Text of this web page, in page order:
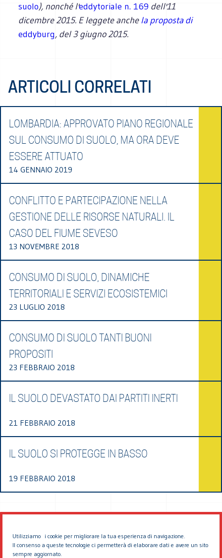
Utilizziamo i cookie per migliorare la tua esperienza di navigazione.
Il consenso a queste tecnologie ci permetterà di elaborare dati e avere un sito
sempre aggiornato.
suolo), nonché l'eddytoriale n. 169 dell'11
dicembre 2015. E leggete anchela proposta di
eddyburg, del 3 giugno 2015.
ARTICOLI CORRELATI
LOMBARDIA: APPROVATO PIANO REGIONALE
SUL CONSUMO DI SUOLO, MA ORA DEVE
ESSERE ATTUATO
14 GENNAIO 2019
CONFLITTO E PARTECIPAZIONE NELLA
GESTIONE DELLE RISORSE NATURALI. IL
CASO DEL FIUME SEVESO
13 NOVEMBRE 2018
CONSUMO DI SUOLO, DINAMICHE
TERRITORIALI E SERVIZI ECOSISTEMICI
23 LUGLIO 2018
CONSUMO DI SUOLO TANTI BUONI
PROPOSITI
23 FEBBRAIO 2018
IL SUOLO DEVASTATO DAI PARTITI INERTI
21 FEBBRAIO 2018
IL SUOLO SI PROTEGGE IN BASSO
19 FEBBRAIO 2018